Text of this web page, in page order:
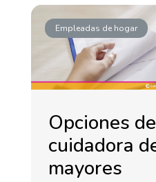
Empleadas de hogar
Opciones
cuidadora
mayores